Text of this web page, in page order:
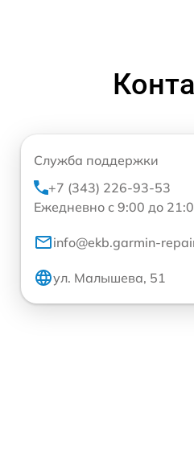
Служба поддержки
+7 (343) 226-93-53
Ежедневно с 9:00 до
info@ekb.garmin-
ул. Малышева, 51